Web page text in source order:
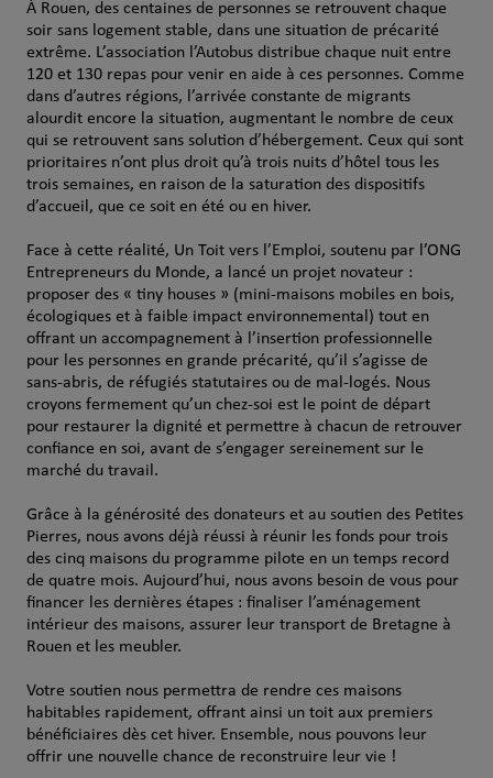
À Rouen, des centaines de personnes se retrouvent chaque
soir sans logement stable, dans une situation de précarité
extrême. L’association l’Autobus distribue chaque nuit entre
120 et 130 repas pour venir en aide à ces personnes. Comme
dans d’autres régions, l’arrivée constante de migrants
alourdit encore la situation, augmentant le nombre de ceux
qui se retrouvent sans solution d’hébergement. Ceux qui sont
prioritaires n’ont plus droit qu’à trois nuits d’hôtel tous les
trois semaines, en raison de la saturation des dispositifs
d’accueil, que ce soit en été ou en hiver.
Face à cette réalité, Un Toit vers l’Emploi, soutenu par l’ONG
Entrepreneurs du Monde, a lancé un projet novateur :
proposer des « tiny houses » (mini-maisons mobiles en bois,
écologiques et à faible impact environnemental) tout en
offrant un accompagnement à l’insertion professionnelle
pour les personnes en grande précarité, qu’il s’agisse de
sans-abris, de réfugiés statutaires ou de mal-logés. Nous
croyons fermement qu’un chez-soi est le point de départ
pour restaurer la dignité et permettre à chacun de retrouver
confiance en soi, avant de s’engager sereinement sur le
marché du travail.
Grâce à la générosité des donateurs et au soutien des Petites
Pierres, nous avons déjà réussi à réunir les fonds pour trois
des cinq maisons du programme pilote en un temps record
de quatre mois. Aujourd’hui, nous avons besoin de vous pour
financer les dernières étapes : finaliser l’aménagement
intérieur des maisons, assurer leur transport de Bretagne à
Rouen et les meubler.
Votre soutien nous permettra de rendre ces maisons
habitables rapidement, offrant ainsi un toit aux premiers
bénéficiaires dès cet hiver. Ensemble, nous pouvons leur
offrir une nouvelle chance de reconstruire leur vie !